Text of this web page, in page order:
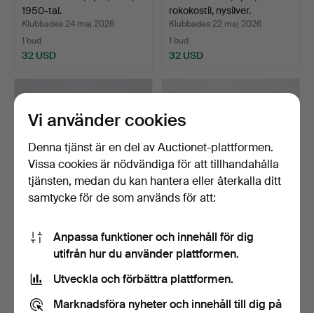
1950-tal.
Klubbades 24 maj 2026
1 bud
32 USD
rokokostil, nysilver.
Klubbades 22 maj 2026
1 bud
32 USD
LISA LARSON.
LJUSSTAKAR, 1 par, porslin,
Klubbades 21 maj 2026
1 bud
IVAR ÅLENIUS-BJÖRK.
LJUSSTAKAR, 1 par, "L…
Klubbades 20 maj 2026
17 bud
Vi använder cookies
Denna tjänst är en del av Auctionet-plattformen.
Vissa cookies är nödvändiga för att tillhandahålla
tjänsten, medan du kan hantera eller återkalla ditt
samtycke för de som används för att:
Anpassa funktioner och innehåll för dig
utifrån hur du använder plattformen.
Utveckla och förbättra plattformen.
Marknadsföra nyheter och innehåll till dig på